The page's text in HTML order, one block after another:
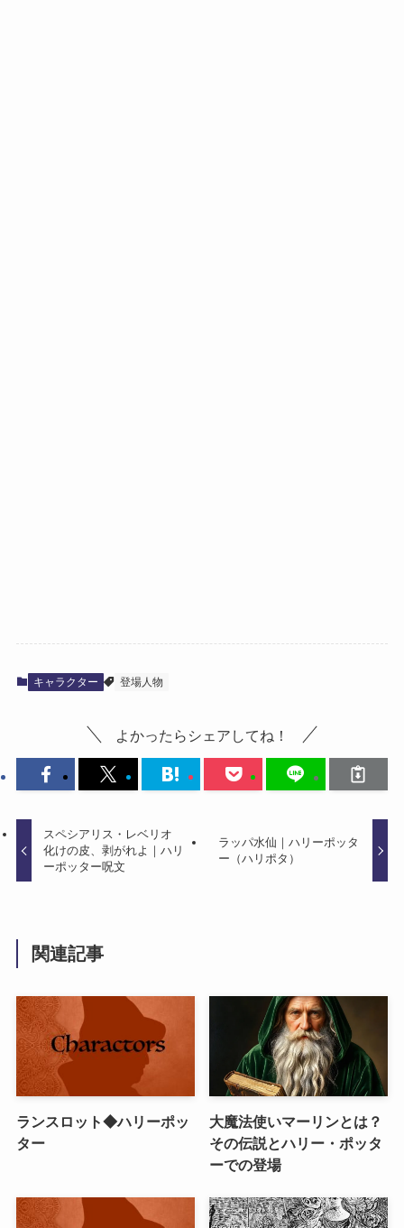
キャラクター 登場人物
よかったらシェアしてね！
スペシアリス・レベリオ
化けの皮、剥がれよ｜ハリ
ーポッター呪文
ラッパ水仙｜ハリーポッタ
ー（ハリポタ）
関連記事
ランスロット◆ハリーポッ
ター
大魔法使いマーリンとは？
その伝説とハリー・ポッタ
ーでの登場